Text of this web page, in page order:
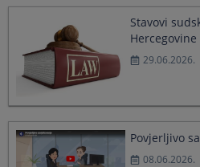
to
the
calendar
and
date.
the
to
the
the
Stavovi
Hercegovine
29.06.2026.
Povjerljivo
08.06.2026.